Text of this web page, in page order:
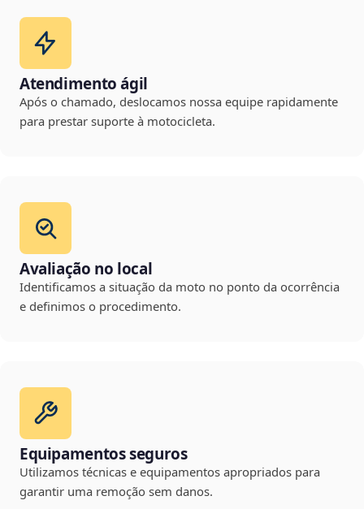
Atendimento ágil
Após o chamado, deslocamos nossa equipe rapidamente
para prestar suporte à motocicleta.
Avaliação no local
Identificamos a situação da moto no ponto da ocorrência
e definimos o procedimento.
Equipamentos seguros
Utilizamos técnicas e equipamentos apropriados para
garantir uma remoção sem danos.